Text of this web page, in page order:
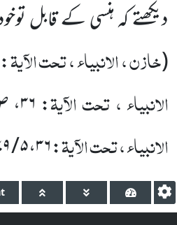
دیکھتے کہ ہنسی کے قابل
(خازن ، الانبیاء ، تحت الآیۃ:
الانبیاء ، تحت الآیۃ: ۳۶
الانبیاء ، تحت الآیۃ:۳۶،۵ / ۴۷۹-۴۸۰